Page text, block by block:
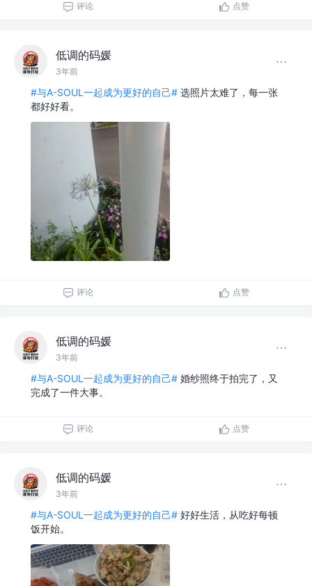
评论 点赞
低调的码媛
3年前
#与A-SOUL一起成为更好的自己# 选照片太难了，每一张
都好好看。
评论 点赞
低调的码媛
3年前
#与A-SOUL一起成为更好的自己# 婚纱照终于拍完了，又
完成了一件大事。
评论 点赞
低调的码媛
3年前
#与A-SOUL一起成为更好的自己# 好好生活，从吃好每顿
饭开始。